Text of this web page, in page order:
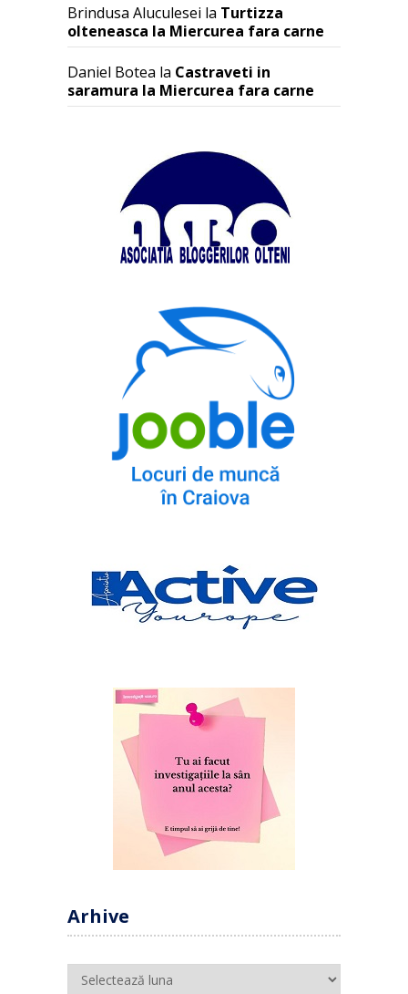
Brindusa Aluculesei la Turtizza
olteneasca la Miercurea fara carne
Daniel Botea la Castraveti in
saramura la Miercurea fara carne
Arhive
Arhive